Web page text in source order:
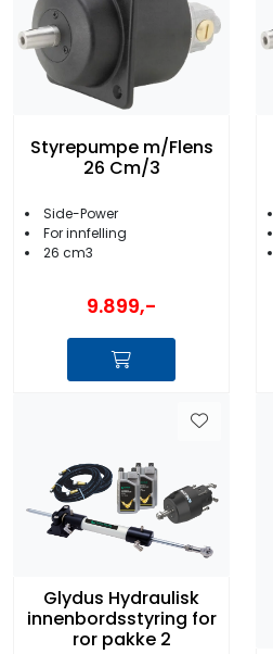
Styrepumpe m/Flens
26 Cm/3
Side-Power
For innfelling
26 cm3
9.899,-
Glydus Hydraulisk
innenbordsstyring for
ror pakke 2